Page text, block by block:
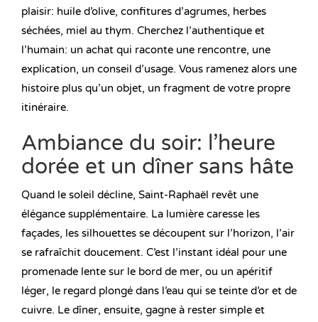
plaisir: huile d’olive, confitures d’agrumes, herbes
séchées, miel au thym. Cherchez l’authentique et
l’humain: un achat qui raconte une rencontre, une
explication, un conseil d’usage. Vous ramenez alors une
histoire plus qu’un objet, un fragment de votre propre
itinéraire.
Ambiance du soir: l’heure
dorée et un dîner sans hâte
Quand le soleil décline, Saint-Raphaël revêt une
élégance supplémentaire. La lumière caresse les
façades, les silhouettes se découpent sur l’horizon, l’air
se rafraîchit doucement. C’est l’instant idéal pour une
promenade lente sur le bord de mer, ou un apéritif
léger, le regard plongé dans l’eau qui se teinte d’or et de
cuivre. Le dîner, ensuite, gagne à rester simple et